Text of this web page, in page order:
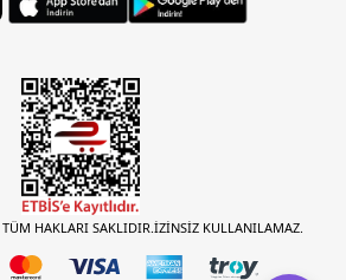
HAKLARI SAKLIDIR.İZİNSİZ KULLANILAMAZ.